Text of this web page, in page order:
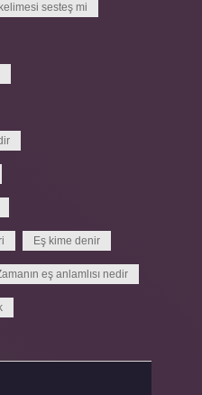
sesteş mi
Eş kime denir
eş anlamlısı nedir